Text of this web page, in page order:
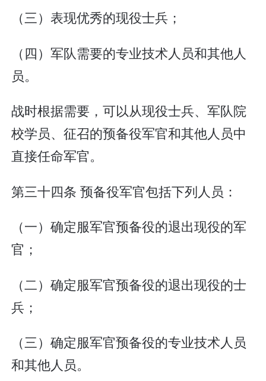
（三）表现优秀的现役士兵；
（四）军队需要的专业技术人员和其他人
员。
战时根据需要，可以从现役士兵、军队院
校学员、征召的预备役军官和其他人员中
直接任命军官。
第三十四条 预备役军官包括下列人员：
（一）确定服军官预备役的退出现役的军
官；
（二）确定服军官预备役的退出现役的士
兵；
（三）确定服军官预备役的专业技术人员
和其他人员。